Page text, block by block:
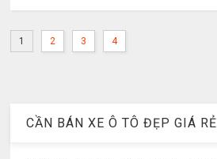
1 2 3 4
CẦN BÁN XE Ô TÔ ĐẸP GIÁ RẺ